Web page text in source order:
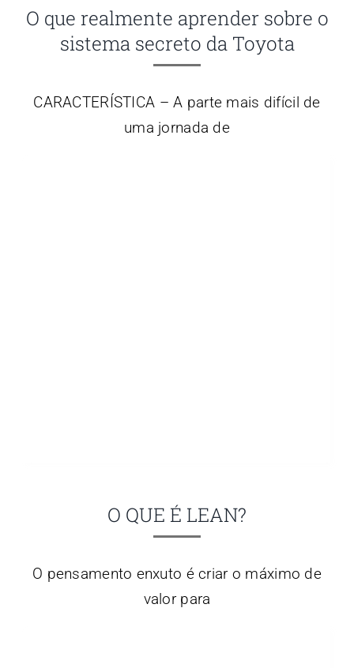
O que realmente aprender sobre o
sistema secreto da Toyota
CARACTERÍSTICA – A parte mais difícil de
uma jornada de
O QUE É LEAN?
O pensamento enxuto é criar o máximo de
valor para